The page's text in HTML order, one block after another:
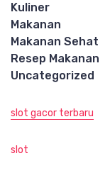
Kuliner
Makanan
Makanan Sehat
Resep Makanan
Uncategorized
slot gacor terbaru
slot